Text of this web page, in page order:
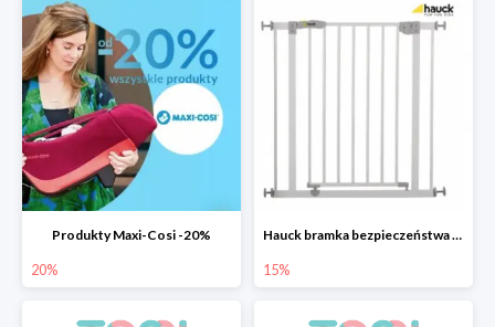
Produkty Maxi-Cosi -20%
20%
Hauck bramka bezpieczeństwa Open n Stop 75-81 cm
15%